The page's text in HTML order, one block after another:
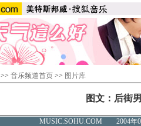
>> 音乐频道首页 >> 图片库
图文：后街
MUSIC.SOHU.COM 2004